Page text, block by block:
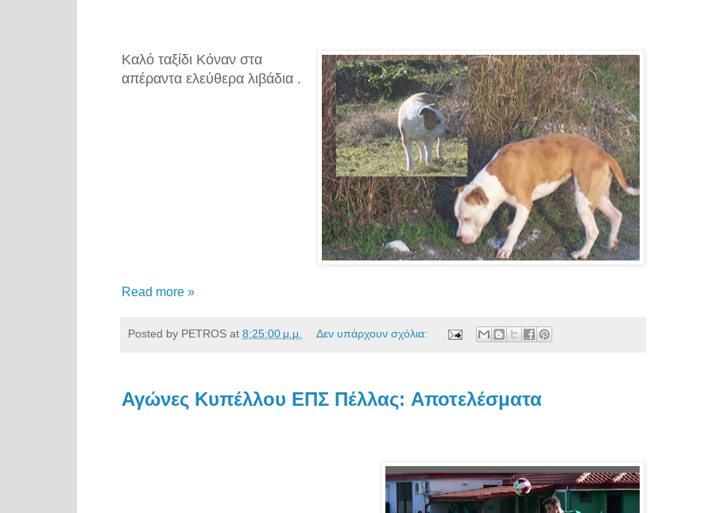
Καλό ταξίδι Κόναν στα
απέραντα ελεύθερα λιβάδια .
Read more »
Posted by PETROS at 8:25:00 μ.μ. Δεν υπάρχουν σχόλια:
Αγώνες Κυπέλλου ΕΠΣ Πέλλας: Aποτελέσματα